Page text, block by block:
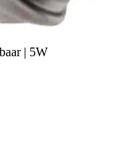
| 5W